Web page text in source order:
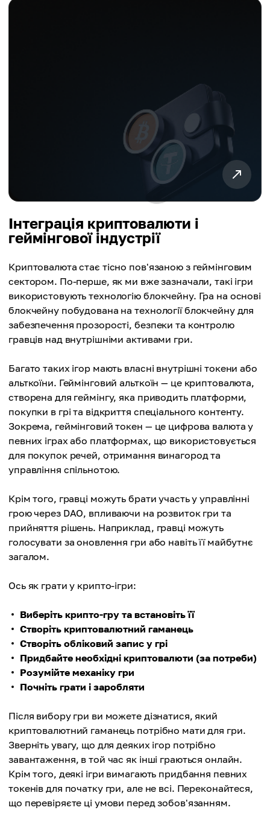
Інтеграція криптовалюти і
геймінгової індустрії
Криптовалюта стає тісно пов'язаною з геймінговим
сектором. По-перше, як ми вже зазначали, такі ігри
використовують технологію блокчейну. Гра на основі
блокчейну побудована на технології блокчейну для
забезпечення прозорості, безпеки та контролю
гравців над внутрішніми активами гри.
Багато таких ігор мають власні внутрішні токени або
альткоїни. Геймінговий альткоїн — це криптовалюта,
створена для геймінгу, яка приводить платформи,
покупки в грі та відкриття спеціального контенту.
Зокрема, геймінговий токен — це цифрова валюта у
певних іграх або платформах, що використовується
для покупок речей, отримання винагород та
управління спільнотою.
Крім того, гравці можуть брати участь у управлінні
грою через DAO, впливаючи на розвиток гри та
прийняття рішень. Наприклад, гравці можуть
голосувати за оновлення гри або навіть її майбутнє
загалом.
Ось як грати у крипто-ігри:
Виберіть крипто-гру та встановіть її
Створіть криптовалютний гаманець
Створіть обліковий запис у грі
Придбайте необхідні криптовалюти (за потреби)
Розумійте механіку гри
Почніть грати і заробляти
Після вибору гри ви можете дізнатися, який
криптовалютний гаманець потрібно мати для гри.
Зверніть увагу, що для деяких ігор потрібно
завантаження, в той час як інші граються онлайн.
Крім того, деякі ігри вимагають придбання певних
токенів для початку гри, але не всі. Переконайтеся,
що перевіряєте ці умови перед зобов'язанням.